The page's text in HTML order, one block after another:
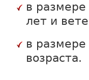
в
лет и
в
возраста.